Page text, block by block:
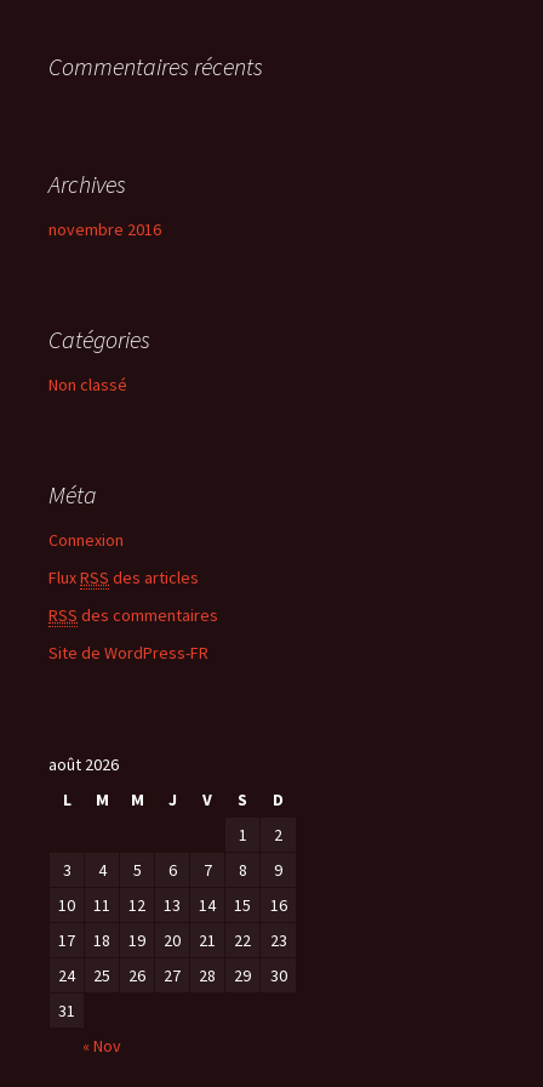
:Commentaires récents
Archives
novembre 2016
Catégories
Non classé
Méta
Connexion
FluxRSS des articles
RSS des commentaires
Site de WordPress-FR
août 2026
L
M M J V S D
« Nov
1
2
3
4 5 6 7 8
9
10
11 12 13 14 15
16
17
18 19 20 21 22
23
24
25 26 27 28 29
30
31